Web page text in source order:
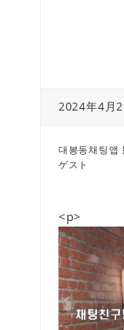
2024年4月
대봉동채팅앱
ゲスト
<p>